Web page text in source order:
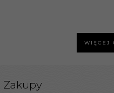
WIĘCEJ
Zakupy